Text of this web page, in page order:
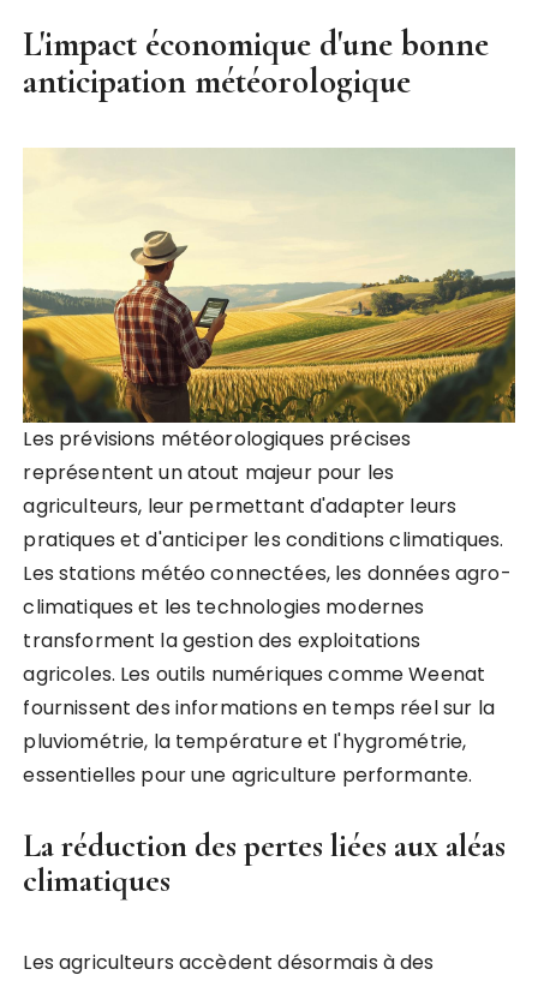
L'impact économique d'une bonne
anticipation météorologique
Les prévisions météorologiques précises
représentent un atout majeur pour les
agriculteurs, leur permettant d'adapter leurs
pratiques et d'anticiper les conditions climatiques.
Les stations météo connectées, les données agro-
climatiques et les technologies modernes
transforment la gestion des exploitations
agricoles. Les outils numériques comme Weenat
fournissent des informations en temps réel sur la
pluviométrie, la température et l'hygrométrie,
essentielles pour une agriculture performante.
La réduction des pertes liées aux aléas
climatiques
Les agriculteurs accèdent désormais à des